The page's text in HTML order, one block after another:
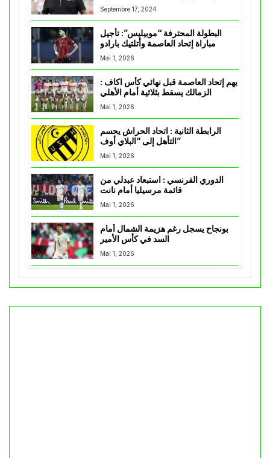
Septembre 17, 2024
البطولة المحترفة “موبيليس”: تأجيل
مباراة إتحاد العاصمة وأتلتيك بارادو
Mai 1, 2026
يهم إتحاد العاصمة قبل نهائي كأس اكاف :
Mai 1, 2026
الرابطة الثانية : اتحاد الحراش يحسم
التأهل إلى “البلاي أوف”
Mai 1, 2026
الدوري الفرنسي : استبعاد عبدلي من
قائمة مرسيليا أمام نانت
Mai 1, 2026
بونجاح يسجل رغم هزيمة الشمال أمام
السد في كأس الأمير
Mai 1, 2026